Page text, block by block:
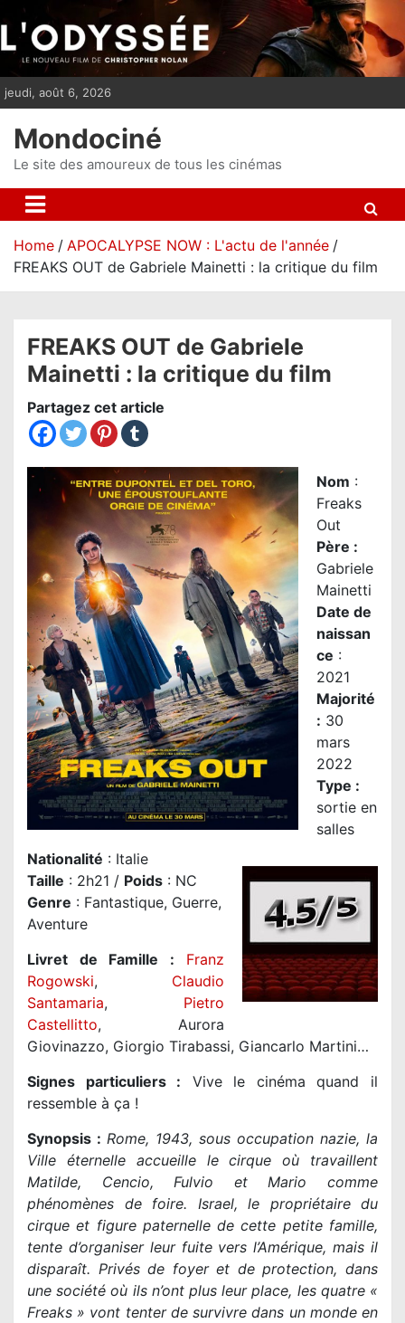
i
p
t
n
jeudi, août 6, 2026
Mondociné
Le site des amoureux de tous les cinémas
Home
APOCALYPSE NOW : L'actu de l'année
FREAKS OUT de Gabriele Mainetti : la critique du film
FREAKS OUT de Gabriele
Mainetti : la critique du film
Partagez cet article
Nom :
Freaks
Out
Père :
Gabriele
Mainetti
Date de
naissan
ce :
2021
Majorité
: 30
mars
2022
Type :
sortie en
salles
Nationalité : Italie
Taille : 2h21 / Poids : NC
Genre : Fantastique, Guerre,
Aventure
Livret de Famille :
Franz
Rogowski, Claudio
Santamaria, Pietro
Castellitto, Aurora
Giovinazzo, Giorgio Tirabassi, Giancarlo Martini…
Signes particuliers : Vive le cinéma quand il
ressemble à ça !
Synopsis : Rome, 1943, sous occupation nazie, la
Ville éternelle accueille le cirque où travaillent
Matilde, Cencio, Fulvio et Mario comme
phénomènes de foire. Israel, le propriétaire du
cirque et figure paternelle de cette petite famille,
tente d’organiser leur fuite vers l’Amérique, mais il
disparaît. Privés de foyer et de protection, dans
une société où ils n’ont plus leur place, les quatre «
Freaks » vont tenter de survivre dans un monde en